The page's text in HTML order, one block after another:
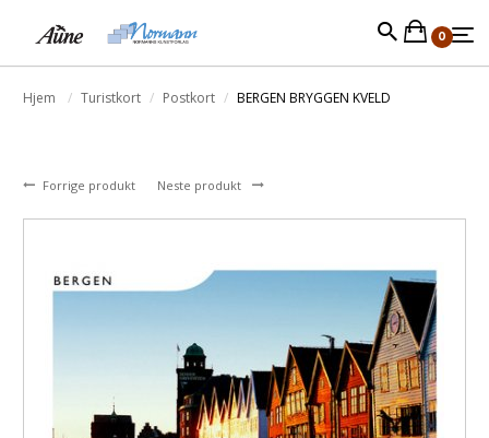
0
Hjem Turistkort Postkort BERGEN BRYGGEN KVELD
Forrige produkt Neste produkt